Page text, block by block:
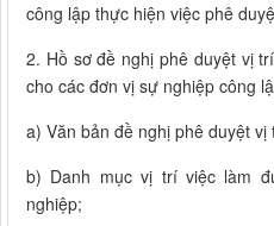
công lập thực hiện việc phê
2. Hồ sơ đề nghị phê duyệt vị
cho các đơn vị sự nghiệp công
a) Văn bản đề nghị phê duyệt vị
b) Danh mục vị trí việc làm
nghiệp;